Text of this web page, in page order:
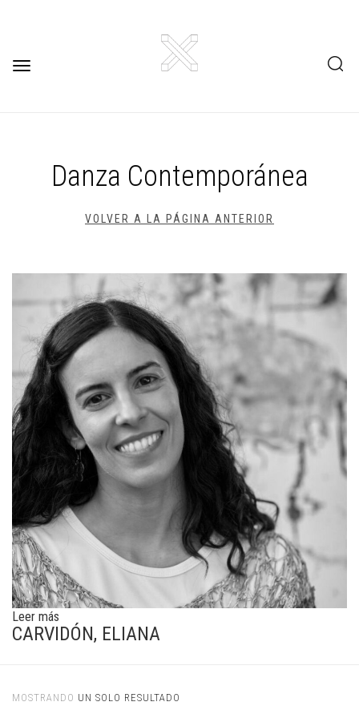
Toggle
Danza Contemporánea
VOLVER A LA PÁGINA ANTERIOR
Leer más
CARVIDÓN, ELIANA
MOSTRANDO UN SOLO RESULTADO